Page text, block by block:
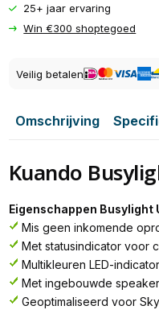
25+ jaar ervaring
Win €300 shoptegoed
Veilig betalen
Omschrijving
Kuando
Eigenschappen Busylight
Mis geen inkomende
Met statusindicator voor
Multikleuren LED-indicator
Met ingebouwde speaker
Geoptimaliseerd voor